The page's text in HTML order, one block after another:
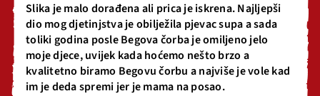
Slika je malo dorađena ali prica je iskrena. Najljepši
dio mog djetinjstva je obilježila pjevac supa a sada
toliki godina posle Begova čorba je omiljeno jelo
moje djece, uvijek kada hoćemo nešto brzo a
kvalitetno biramo Begovu čorbu a najviše je vole kad
im je deda spremi jer je mama na posao.